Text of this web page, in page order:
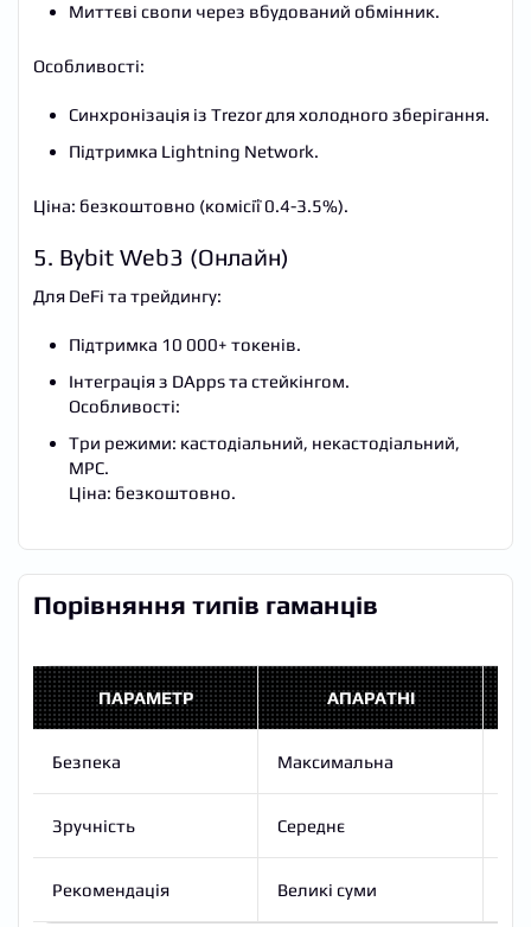
Миттєві свопи через вбудований обмінник.
Особливості:
Синхронізація із Trezor для холодного зберігання.
Підтримка Lightning Network.
Ціна: безкоштовно (комісії 0.4-3.5%).
5. Bybit Web3 (Онлайн)
Для DeFi та трейдингу:
Підтримка 10 000+ токенів.
Інтеграція з DApps та стейкінгом.
Особливості:
Три режими: кастодіальний, некастодіальний,
MPC.
Ціна: безкоштовно.
Порівняння типів гаманців
ПАРАМЕТР АПАРАТНІ
Безпека Максимальна
Зручність Середнє
Рекомендація Великі суми